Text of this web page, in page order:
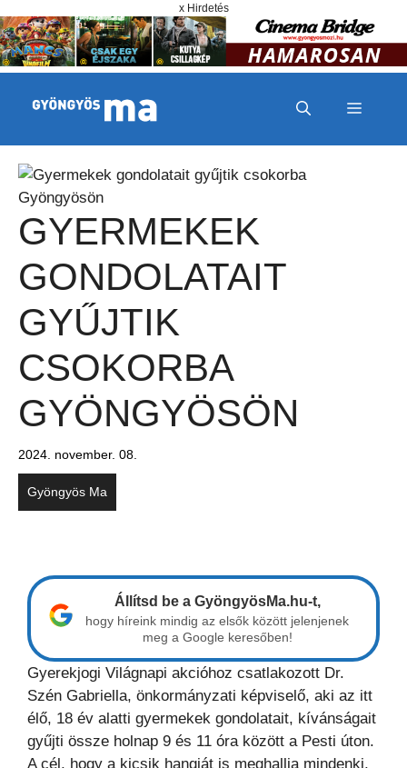
x Hirdetés
MENÜ
GYERMEKEK
GONDOLATAIT
GYŰJTIK
CSOKORBA
GYÖNGYÖSÖN
2024. november. 08.
Gyöngyös Ma
Állítsd be a GyöngyösMa.hu-t,
hogy híreink mindig az elsők között jelenjenek
meg a Google keresőben!
Gyerekjogi Világnapi akcióhoz csatlakozott Dr.
Szén Gabriella, önkormányzati képviselő, aki az itt
élő, 18 év alatti gyermekek gondolatait, kívánságait
gyűjti össze holnap 9 és 11 óra között a Pesti úton.
A cél, hogy a kicsik hangját is meghallja mindenki,